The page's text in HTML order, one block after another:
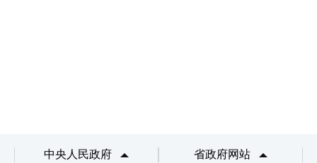
中央人民政府 省政府网站